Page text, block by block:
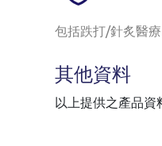
包括跌打/針炙醫
其他資料
以上提供之產品資